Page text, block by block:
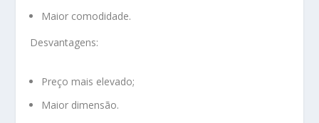
Maior comodidade.
Desvantagens:
Preço mais elevado;
Maior dimensão.